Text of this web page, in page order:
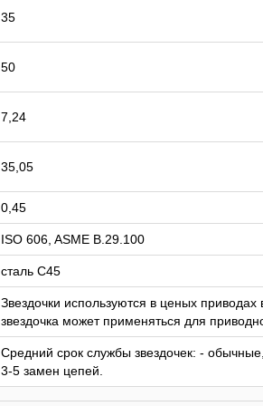
35
50
7,24
35,05
0,45
ISO 606, ASME B.29.100
сталь C45
Звездочки используются в ценых
звездочка может применяться для
Средний срок службы звездочек: -
3-5 замен цепей.